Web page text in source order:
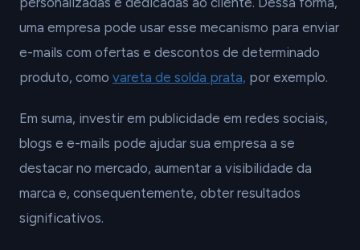
uma empresa pode usar esse mecanismo para enviar
e-mails com ofertas e descontos de determinado
produto, como vareta de solda prata, por exemplo.
Em suma, investir em publicidade em redes sociais,
blogs e e-mails pode ajudar sua empresa a se
destacar no mercado, aumentar a visibilidade da
marca e, consequentemente, obter resultados
significativos.